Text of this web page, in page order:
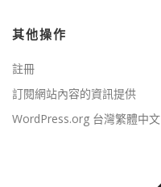
其他操作
註冊
訂閱網站內容的資訊提供
WordPress.org 台灣繁體中文